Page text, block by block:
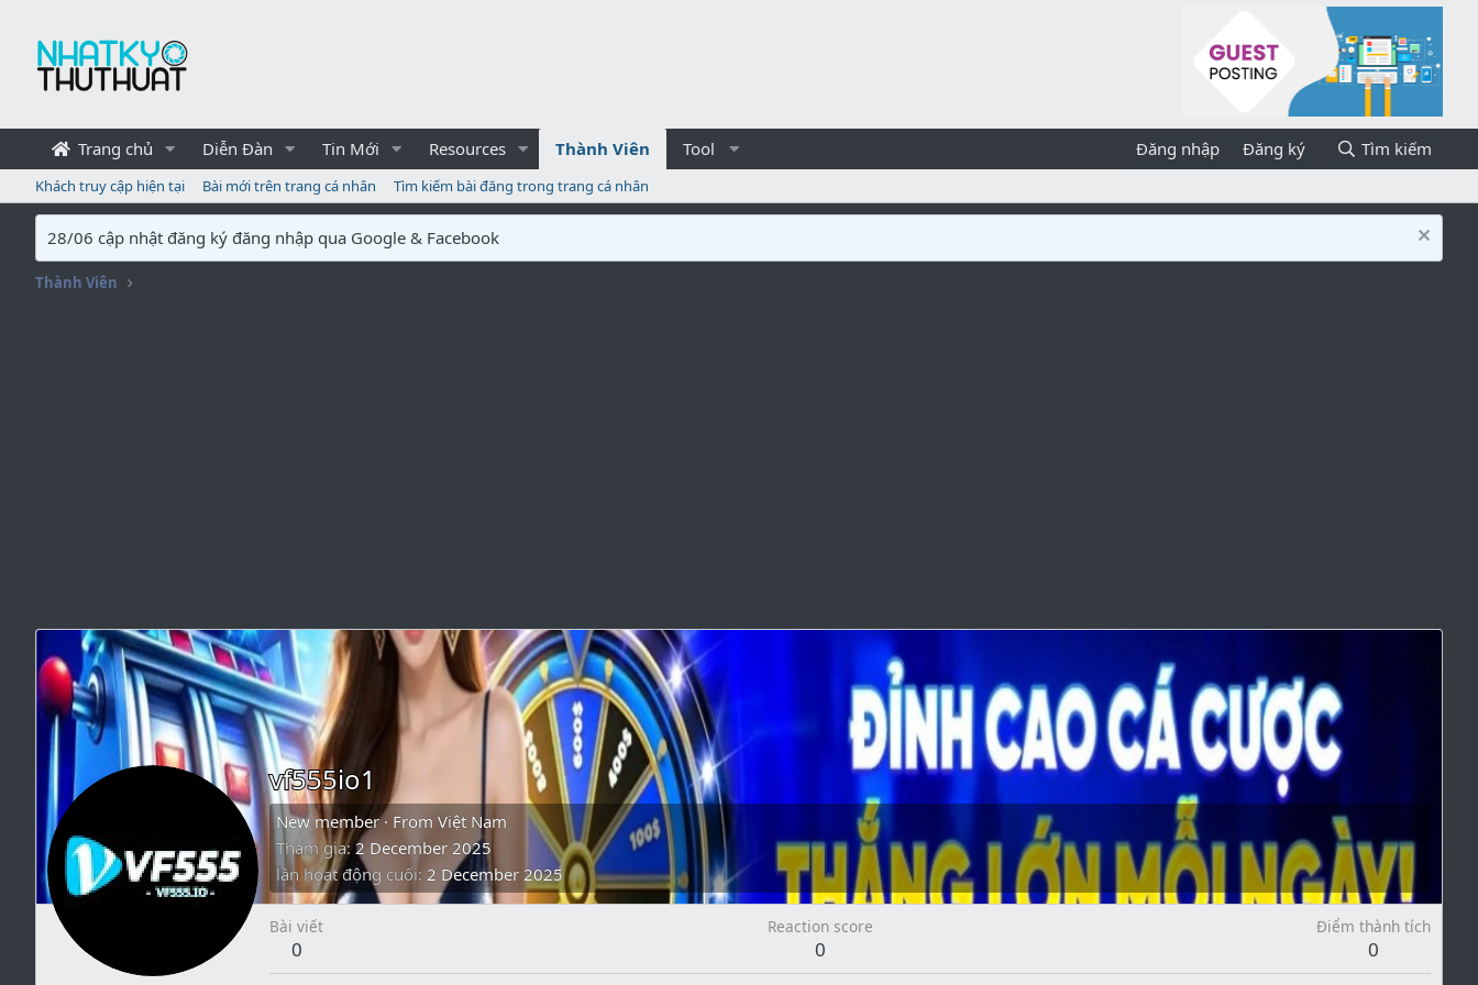
Trang chủ Diễn Đàn Tin Mới Resources Thành Viên Tool Đăng nhập Đăng ký Tìm kiếm
Khách truy cập hiện tại Bài mới trên trang cá nhân Tìm kiếm bài đăng trong trang cá nhân
28/06 cập nhật đăng ký đăng nhập qua Google & Facebook
Thành Viên
vf555io1
New member · From Việt Nam
Tham gia 2 December 2025
lần hoạt động cuối 2 December 2025
Bài viết
0
Reaction score
0
Điểm thành tích
0